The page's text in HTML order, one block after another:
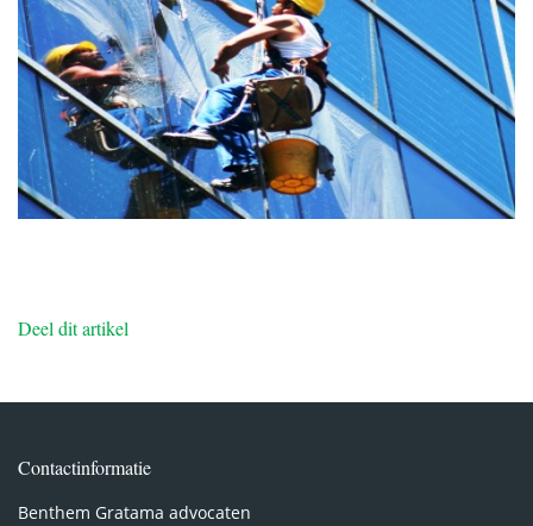
Deel dit artikel
Contactinformatie
Benthem Gratama advocaten